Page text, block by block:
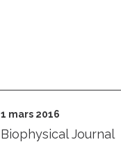
1 mars 2016
Biophysical Journal